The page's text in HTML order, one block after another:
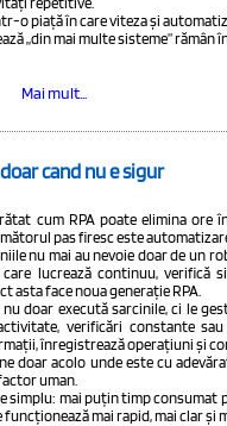
o piață în care viteza și
„din mai multe sisteme” rămân
Mai mult...
cand nu e sigur
cum RPA poate elimina
pas firesc este
nu mai au nevoie doar de un
lucrează continuu, verifică
asta face noua generație RPA.
nu doar execută sarcinile, ci le
verificări constante sau
înregistrează operațiuni și
doar acolo unde este cu
uman.
simplu: mai puțin timp consumat
funcționează mai rapid, mai clar și